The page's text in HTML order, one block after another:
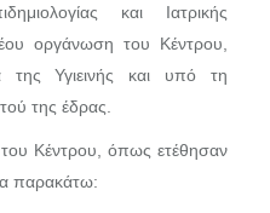
και Ιατρικής
οργάνωση του Κέντρου,
Υγιεινής και υπό τη
της έδρας.
του Κέντρου, όπως ετέθησαν
παρακάτω: